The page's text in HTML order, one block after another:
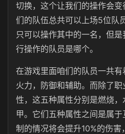
切换，这个让我们的操作会
们的队伍总共可以上场5位队
只可以操作其中的一名，但
行操作的队员是哪个。
在游戏里面咱们的队员一共
火力，防御和辅助。而除了
性，这五种属性分别是燃烧
甲。它们五种属性之间是属
制的情况将会提升10%的伤